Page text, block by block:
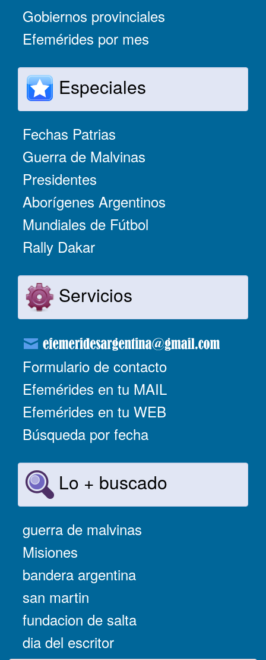
Gobiernos provinciales
Efemérides por mes
Especiales
Fechas Patrias
Guerra de Malvinas
Presidentes
Aborígenes Argentinos
Mundiales de Fútbol
Rally Dakar
Servicios
Formulario de contacto
Efemérides en tu MAIL
Efemérides en tu WEB
Búsqueda por fecha
Lo + buscado
guerra de malvinas
Misiones
bandera argentina
san martin
fundacion de salta
dia del escritor